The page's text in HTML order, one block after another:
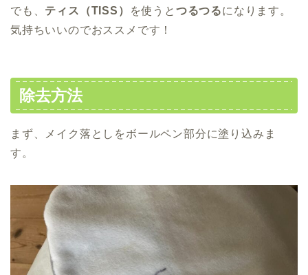
でも、 ティス（TISS） を使うと つるつるになります。
気持ちいいのでおススメです！
除去方法
まず、メイク落としをボールペン部分に塗り込みま
す。